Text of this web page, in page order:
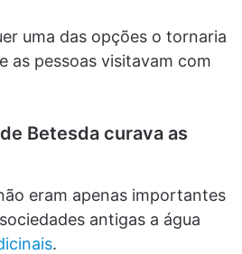
uma das opções o tornaria
as pessoas visitavam com
Betesda curava as
eram apenas importantes
antigas a água
.